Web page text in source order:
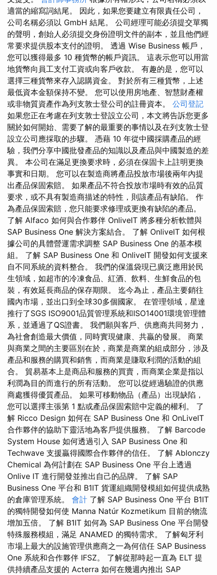
適當的縮寫詞結尾。 因此，如果您要建立有限責任公司，
公司名稱必須以 GmbH 結尾。 公司經理可能必須提交單獨
的聲明，創始人必須提交身份證明文件的副本，並且他們經
常要求提供股本支付的證明。 透過 Wise Business 帳戶，
您可以獲得最多 10 種貨幣的帳戶資訊。 這表示您可以用當
地貨幣向員工支付工資或向客戶收款。 有趣的是，您可以
選擇三種貨幣來存入認購資金。 對於所有三種貨幣，上述
最低資本金額保持不變。 您可以使用房地產、智慧財產權
或非物質資產作為列支敦士登公司的註冊資本。 公司登記
如果您正在考慮在列支敦士登設立公司，本文將告訴您更多
關於如何開始、需要了解的最重要的事情以及在列支敦士登
設立公司應採取的步驟。 憑藉 10 年從中國採購產品的經
驗，我們分享中國批發產品的知識以及產品與中國製造的差
異。 本公司在滿足更換要求時，必須在保固卡上註明更換
事實和日期。 您可以在製造商將產品投放市場後兩年內提
出產品保固索賠。 如果產品不符合投放市場時有效的品質
要求，或不具有製造商描述的特性，則該產品有缺陷。 作
為產品保固索賠，您只能要求修理或更換有缺陷的產品。
了解 Alfaco 如何與合作夥伴 OnliveIT 將多種分析軟體與
SAP Business One 解決方案結合。 了解 OnliveIT 如何根
據公司的具體營運需求調整 SAP Business One 的基本模
組。 了解 SAP Business One 和 OnliveIT 開發如何支援來
自不同系統的資料整合。 我們的保溫袋現已廣泛應用於民
生領域，如超市的冷凍食品、紅酒、飲料、生鮮食品的包
裝，有效延長商品的保存期限。 迄今為止，產品主要銷往
國內市場，並出口到全球30多個國家。 在管理領域，星達
推行了SGS ISO9001品質管理系統和ISO14001環境管理體
系，並通過了QS證書。 我們願與客戶、供應商共同努力，
為社會創造最大價值，同時實現健康、共贏的發展。 商業
與商業之間的主要區別在於，商業是商業的組成部分，涉及
產品和服務的購買和銷售，而商業是賺取利潤的活動的組
合。 貿易基本上是商品和服務的買賣，而商業企業是指以
利潤為目的而進行的所有活動。 您可以從經過驗證的供應
商處獲得優質產品。 如果可移動物品（產品）出現缺陷，
您可以選擇主張第 1 點或產品保固索賠中定義的權利。 了
解 Ricco Design 如何在 SAP Business One 和 OnLiveIT
合作夥伴的協助下靈活地為客戶提供服務。 了解 Barcode
System House 如何透過引入 SAP Business One 和
Techwave 支援贏得國際合作夥伴的信任。 了解 Ablonczy
Chemical 為何計劃在 SAP Business One 平台上透過
Onlive IT 進行開發並推出自己的品牌。 了解 SAP
Business One 平台和 B1IT 貨運組織開發模組如何提供成熟
的倉庫管理系統。 會計 了解 SAP Business One 平台 B1IT
的獨特開發如何使 Manna Natúr Kozmetikum 目前的物流
增加五倍。 了解 B1IT 如何為 SAP Business One 平台開發
特殊服務模組，滿足 ANAMED 的獨特需求。 了解匈牙利
市場上最大的設施管理供應商之一為何信任 SAP Business
One 系統和合作夥伴 IFSZ。 了解從那時起一直為 ELT 提
供持續產品支援的 Acterra 如何在幾週內推出 SAP